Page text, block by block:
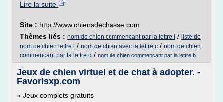
Lire la suite
Site : http://www.chiensdechasse.com
Thèmes liés : nom de chien commencant par la lettre l / liste de
nom de chien lettre l
/ nom de chien avec la lettre c / nom de chien
commencant par la lettre d / nom de chien commencant par la lettre b
Jeux de chien virtuel et de chat à adopter. -
Favorisxp.com
» Jeux complets gratuits